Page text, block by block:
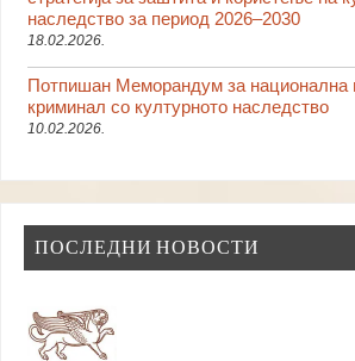
наследство за период 2026–2030
18.02.2026.
Потпишан Меморандум за национална
криминал со културното наследство
10.02.2026.
ПОСЛЕДНИ НОВОСТИ